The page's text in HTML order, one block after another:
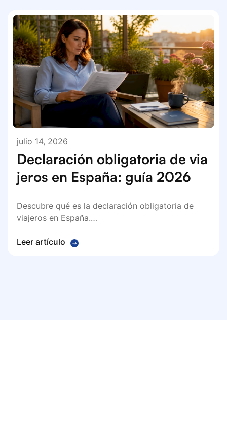
julio 14, 2026
Declaración obligatoria de via
jeros en España: guía 2026
Descubre qué es la declaración obligatoria de
viajeros en España.…
Leer artículo